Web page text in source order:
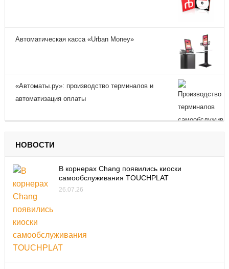
Автоматическая касса «Urban Money»
«Автоматы.ру»: производство терминалов и
автоматизация оплаты
НОВОСТИ
В корнерах Chang появились киоски
самообслуживания TOUCHPLAT
26.07.26